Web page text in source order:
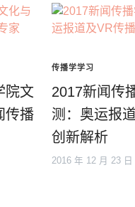
院文
传播
传播学学习
2017新闻传
测：奥运报
创新解析
2016 年 12 月 23 日